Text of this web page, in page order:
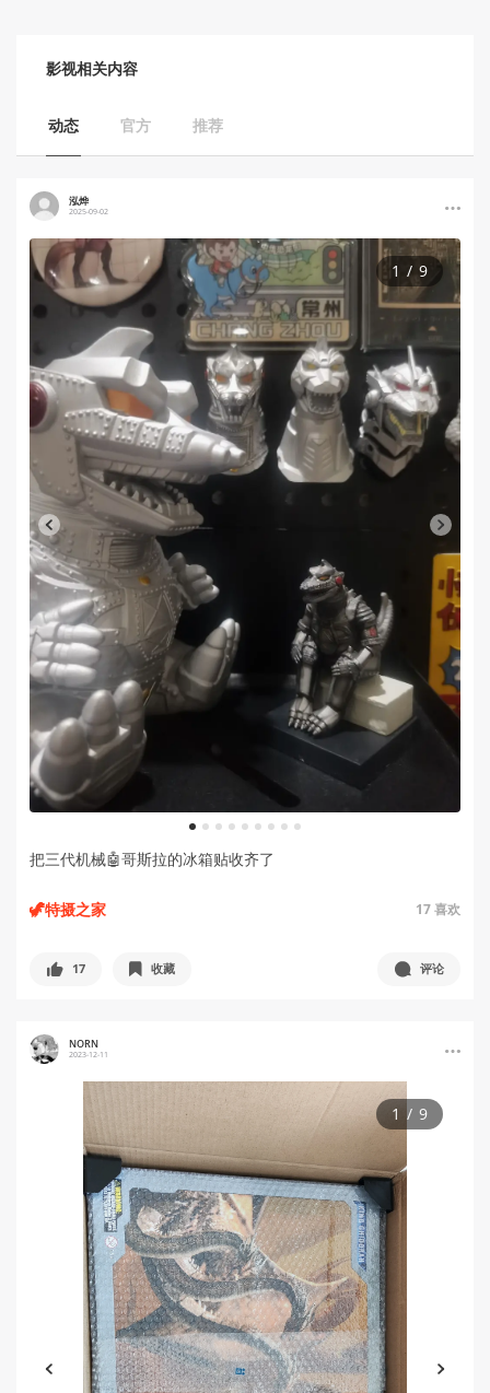
影视相关内容
动态 官方 推荐
泓烨
2025-09-02
1 2 3 4 5 6 7 8 9
1 / 9
把三代机械🤖哥斯拉的冰箱贴收齐了
🦖特摄之家 17喜欢
17 收藏 评论
NORN
2023-12-11
1 / 9